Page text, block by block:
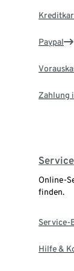
Paypal
Zahlung
Online-
finden.
Service-
Hilfe &